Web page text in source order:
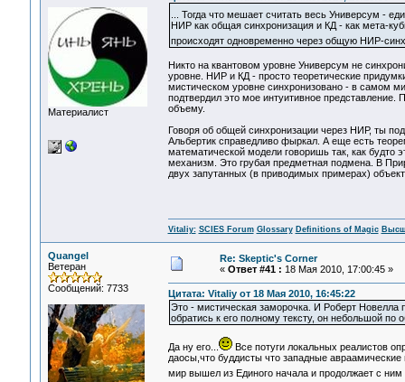
Материалист
... Тогда что мешает считать весь Универсум -
НИР как общая синхронизация и КД - как мета-
происходят одновременно через общую НИР-
Никто на квантовом уровне Универсум не
уровне. НИР и КД - просто теоретические
мистическом уровне синхронизовано - в самом
подтвердил это мое интуитивное
объему.
Говоря об общей синхронизации через НИР, ты
Альбертик справедливо фыркал. А еще есть
математической модели говоришь так, как будто
механизм. Это грубая предметная подмена. В
двух запутанных (в приводимых примерах)
Vitaliy: SCIES Forum Glossary Definitions of Magic
Quangel
Ветеран
Сообщений: 7733
Re: Skeptic's Corner
« Ответ #41 : 18 Мая 2010, 17:00:45 »
Цитата: Vitaliy от 18 Мая 2010, 16:45:22
Это - мистическая заморочка. И Роберт Новелла
обратись к его полному тексту, он небольшой по
Да ну его...
Все потуги локальных реалистов
даосы,что буддисты что западные
мир вышел из Единого начала и продолжает с ним